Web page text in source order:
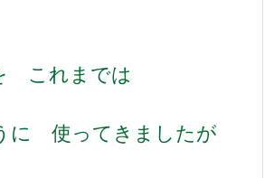
これまでは
に 使ってきましたが